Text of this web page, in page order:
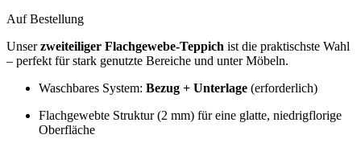
Auf Bestellung
Unserzweiteiliger Flachgewebe-Teppich ist die praktischste Wahl
– perfekt für stark genutzte Bereiche und unter Möbeln.
Waschbares System: Bezug + Unterlage (erforderlich)
Flachgewebte Struktur (2 mm) für eine glatte, niedrigflorige
Oberfläche